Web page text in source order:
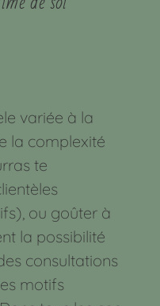
variée à la
la complexité
te
ou goûter à
la possibilité
consultations
motifs